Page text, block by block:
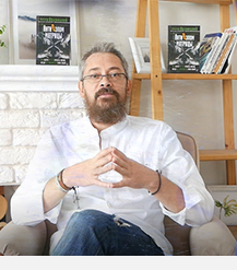
Перейти
к
содержимому